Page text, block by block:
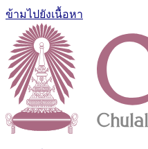
ข้ามไปยังเนื้อหา